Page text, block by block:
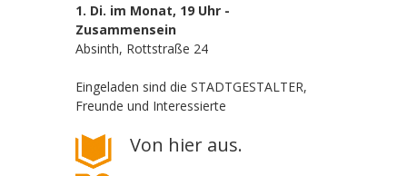
1. Di. im Monat, 19 Uhr -
Zusammensein
Absinth, Rottstraße 24
Eingeladen sind die STADTGESTALTER,
Freunde und Interessierte
Von hier aus.